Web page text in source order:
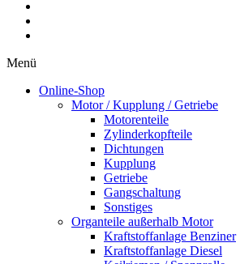
Menü
Online-Shop
Motor / Kupplung / Getriebe
Motorenteile
Zylinderkopfteile
Dichtungen
Kupplung
Getriebe
Gangschaltung
Sonstiges
Organteile außerhalb Motor
Kraftstoffanlage Benziner
Kraftstoffanlage Diesel